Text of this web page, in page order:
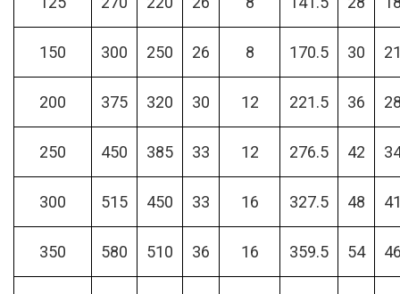
150 300 250 26 8 170.5 30
200 375 320 30 12 221.5 36
250 450 385 33 12 276.5 42
300 515 450 33 16 327.5 48
350 580 510 36 16 359.5 54